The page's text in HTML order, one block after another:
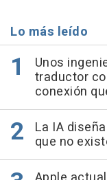
Lo más leído
Unos
traductor
conexión
La IA
que no